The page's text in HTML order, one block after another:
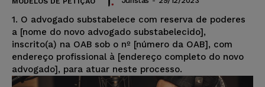
1. O advogado substabelece com reserva de poderes
a [nome do novo advogado substabelecido],
inscrito(a) na OAB sob o nº [número da OAB], com
endereço profissional à [endereço completo do novo
advogado], para atuar neste processo.